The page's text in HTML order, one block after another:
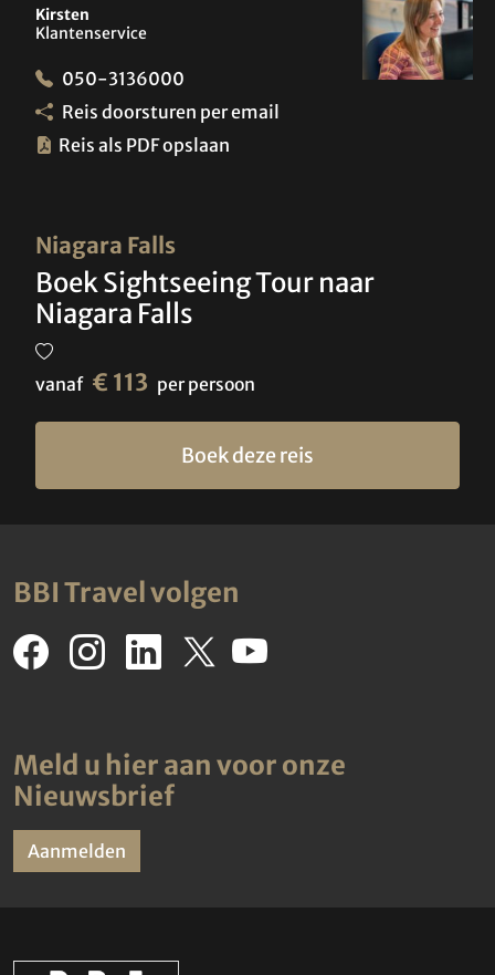
Niagara Falls
Boek Sightseeing Tour naar
Niagara Falls
vanaf € 113 per persoon
Boek deze reis
Kirsten
Klantenservice
050-3136000
Reis doorsturen per email
Reis als PDF opslaan
BBI Travel volgen
Meld u hier aan voor onze
Nieuwsbrief
Aanmelden